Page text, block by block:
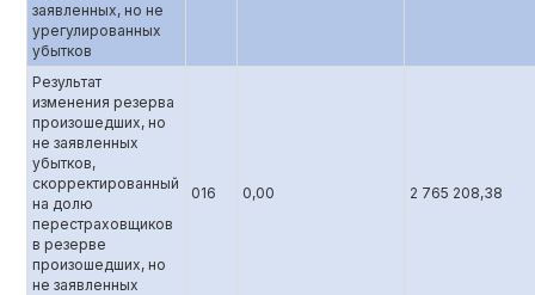
заявленных, но не
урегулированных
убытков
Результат
изменения резерва
произошедших, но
не заявленных
убытков,
скорректированный
на долю
перестраховщиков
в резерве
произошедших, но
не заявленных
016 0,00 2 765 208,38